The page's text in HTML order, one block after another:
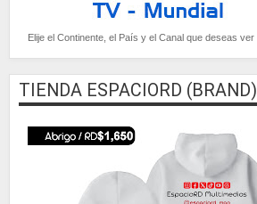
Elije el Continente, el País y el Canal que deseas ver
TIENDA ESPACIORD (BRAND)